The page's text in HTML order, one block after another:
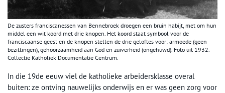
De zusters franciscanessen van Bennebroek droegen een bruin habijt, met om hun
middel een wit koord met drie knopen. Het koord staat symbool voor de
franciscaanse geest en de knopen stellen de drie geloftes voor: armoede (geen
bezittingen), gehoorzaamheid aan God en zuiverheid (ongehuwd). Foto uit 1932.
Collectie Katholiek Documentatie Centrum.
In die 19de eeuw viel de katholieke arbeidersklasse overal
buiten: ze ontving nauwelijks onderwijs en er was geen zorg voor